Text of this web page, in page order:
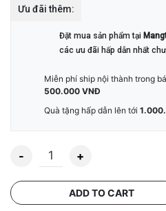
Ưu đãi thêm:
Đặt mua sản phẩm tại
các ưu đãi hấp dẫn nhất
Miễn phí ship nội thành trong
500.000 VNĐ
Quà tặng hấp dẫn lên tới
Quantity
ADD TO CART